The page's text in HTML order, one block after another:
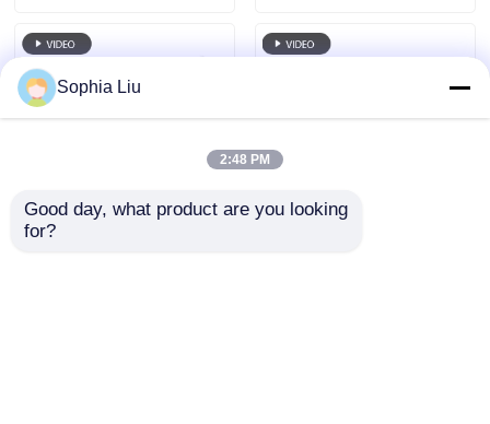
transparência para
publicidade comercial
em vitrines de lojas
de shopping
Sophia Liu
2:48 PM
Good day, what product are you looking
for?